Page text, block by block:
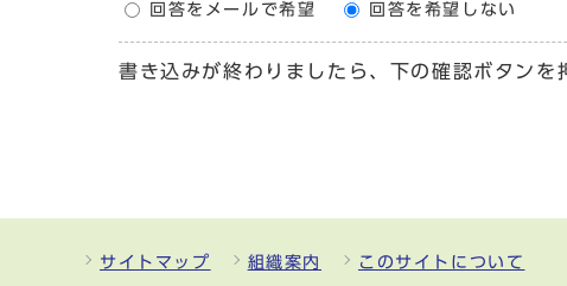
回答をメールで希望 回答を希望しない
書き込みが終わりましたら、下の確認ボタンを
サイトマップ 組織案内
このサイトについて